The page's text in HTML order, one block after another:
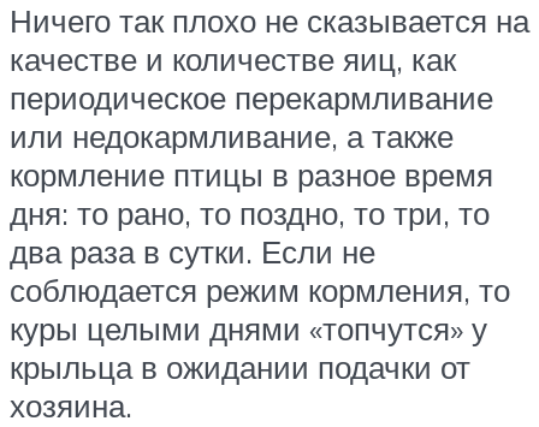
Ничего так плохо не сказывается на
качестве и количестве яиц, как
периодическое перекармливание
или недокармливание, а также
кормление птицы в разное время
дня: то рано, то поздно, то три, то
два раза в сутки. Если не
соблюдается режим кормления, то
куры целыми днями «топчутся» у
крыльца в ожидании подачки от
хозяина.